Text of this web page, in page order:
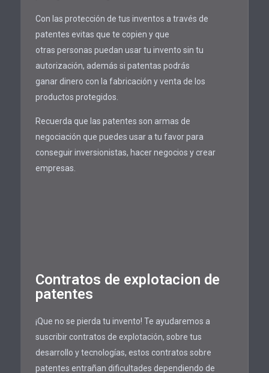
Con las protección de tus inventos a través de
patentes evitas que te copien y que
otras personas puedan usar tu invento sin tu
autorización, además si patentas podrás
ganar dinero con la fabricación y venta de los
productos protegidos.
Recuerda que las patentes son armas de
negociación que puedes usar a tu favor para
conseguir inversionistas, hacer negocios y crear
empresas.
Contratos de explotacion de
patentes
¡Que no se pierda tu invento! Te ayudaremos a
suscribir contratos de explotación, sobre tus
desarrollo y tecnologías, estos contratos sobre
patentes entrañan dificultades dependiendo de